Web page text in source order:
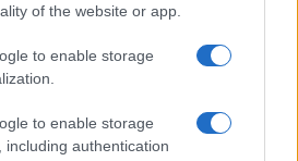
of the website or app.
to enable storage
to enable storage
including authentication